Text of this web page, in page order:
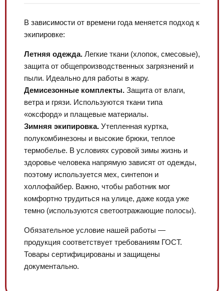
В зависимости от времени года меняется подход к
экипировке:
Летняя одежда.Легкие ткани (хлопок, смесовые),
защита от общепроизводственных загрязнений и
пыли. Идеально для работы в жару.
Демисезонные комплекты.Защита от влаги,
ветра и грязи. Используются ткани типа
«оксфорд» и плащевые материалы.
Зимняя экипировка.Утепленная куртка,
полукомбинезоны и высокие брюки, теплое
термобелье. В условиях суровой зимы жизнь и
здоровье человека напрямую зависят от одежды,
поэтому используется мех, синтепон и
холлофайбер. Важно, чтобы работник мог
комфортно трудиться на улице, даже когда уже
темно (используются светоотражающие полосы).
Обязательное условие нашей работы —
продукция соответствует требованиям ГОСТ.
Товары сертифицированы и защищены
документально.